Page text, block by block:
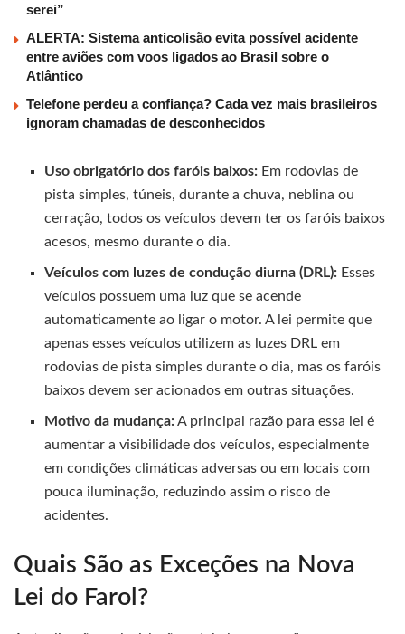
serei”
ALERTA: Sistema anticolisão evita possível acidente
entre aviões com voos ligados ao Brasil sobre o
Atlântico
Telefone perdeu a confiança? Cada vez mais brasileiros
ignoram chamadas de desconhecidos
Uso obrigatório dos faróis baixos: Em rodovias de
pista simples, túneis, durante a chuva, neblina ou
cerração, todos os veículos devem ter os faróis baixos
acesos, mesmo durante o dia.
Veículos com luzes de condução diurna (DRL): Esses
veículos possuem uma luz que se acende
automaticamente ao ligar o motor. A lei permite que
apenas esses veículos utilizem as luzes DRL em
rodovias de pista simples durante o dia, mas os faróis
baixos devem ser acionados em outras situações.
Motivo da mudança:A principal razão para essa lei é
aumentar a visibilidade dos veículos, especialmente
em condições climáticas adversas ou em locais com
pouca iluminação, reduzindo assim o risco de
acidentes.
Quais São as Exceções na Nova
Lei do Farol?